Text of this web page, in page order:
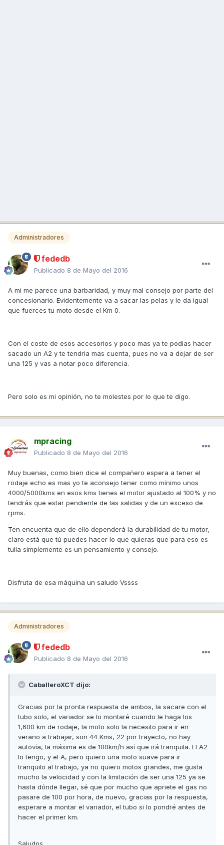
Administradores
fededb
Publicado 8 de Mayo del 2016
A mi me parece una barbaridad, y muy mal consejo por parte del
concesionario. Evidentemente va a sacar las pelas y le da igual
que fuerces tu moto desde el Km 0.
Con el coste de esos accesorios y poco mas ya te podias hacer
sacado un A2 y te tendria mas cuenta, pues no va a dejar de ser
una 125 y vas a notar poco diferencia.
Pero solo es mi opinión, no te molestes por lo que te digo.
mpracing
Publicado 8 de Mayo del 2016
Muy buenas, como bien dice el compañero espera a tener el
rodaje echo es mas yo te aconsejo tener como mínimo unos
4000/5000kms en esos kms tienes el motor ajustado al 100% y no
tendrás que estar pendiente de las salidas y de un exceso de
rpms.
Ten encuenta que de ello dependerá la durabilidad de tu motor,
claro está que tú puedes hacer lo que quieras que para eso es
tulla simplemente es un pensamiento y consejo.
Disfruta de esa máquina un saludo Vssss
Administradores
fededb
Publicado 8 de Mayo del 2016
CaballeroXCT dijo:
Gracias por la pronta respuesta de ambos, la sacare con el
tubo solo, el variador se lo montaré cuando le haga los
1,600 km de rodaje, la moto solo la necesito para ir en
verano a trabajar, son 44 Kms, 22 por trayecto, no hay
autovía, la máxima es de 100km/h así que irá tranquila. El A2
lo tengo, y el A, pero quiero una moto suave para ir
tranquilo al trabajo, ya no quiero motos grandes, me gusta
mucho la velocidad y con la limitación de ser una 125 ya se
hasta dónde llegar, sé que por mucho que apriete el gas no
pasare de 100 por hora, de nuevo, gracias por la respuesta,
esperare a montar el variador, el tubo si lo pondré antes de
hacer el primer km.
Saludos.